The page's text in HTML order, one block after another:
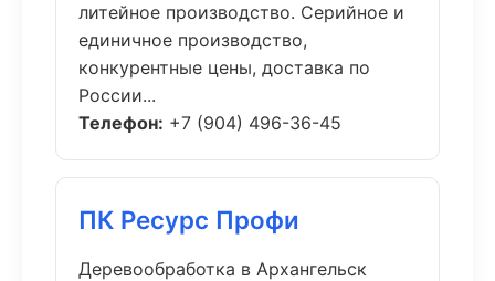
литейное производство. Серийное и
единичное производство,
конкурентные цены, доставка по
России...
Телефон: +7 (904) 496-36-45
ПК Ресурс Профи
Деревообработка в Архангельск